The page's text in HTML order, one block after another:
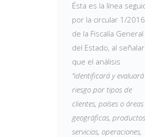
Ésta es la línea
por la circular 1/2016
de la Fiscalía General
del Estado, al señalar
que el análisis
“identificará y
riesgo por tipos de
clientes, países o áreas
geográficas,
servicios, operaciones,